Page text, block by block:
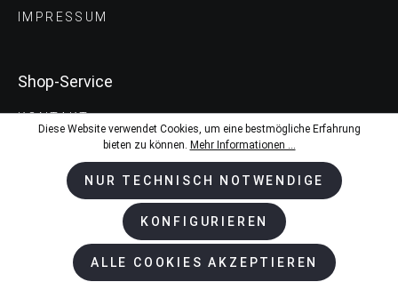
IMPRESSUM
Shop-Service
KONTAKT
VERSAND UND ZAHLUNGS­BEDINGUNGEN
Versandarten
Diese Website verwendet Cookies, um eine bestmögliche Erfahrung
bieten zu können. Mehr Informationen ...
NUR TECHNISCH NOTWENDIGE
KONFIGURIEREN
ALLE COOKIES AKZEPTIEREN